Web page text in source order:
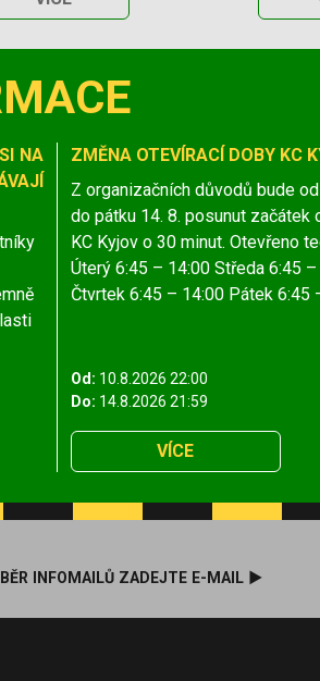
NA
ZMĚNA OTEVÍRACÍ DOBY KC
Z organizačních důvodů bude
do pátku 14. 8. posunut začátek
KC Kyjov o 30 minut. Otevřeno
Úterý 6:45 – 14:00 Středa 6:45
Čtvrtek 6:45 – 14:00 Pátek 6:45
Od: 10.8.2026 22:00
Do: 14.8.2026 21:59
VÍCE
INFOMAILŮ ZADEJTE E-MAIL ►